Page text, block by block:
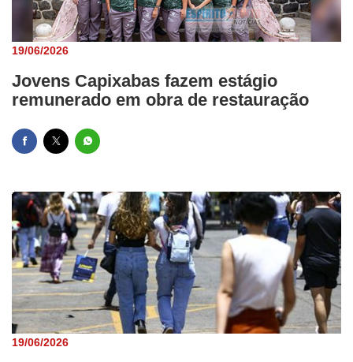
19/06/2026
Jovens Capixabas fazem estágio
remunerado em obra de restauração
19/06/2026